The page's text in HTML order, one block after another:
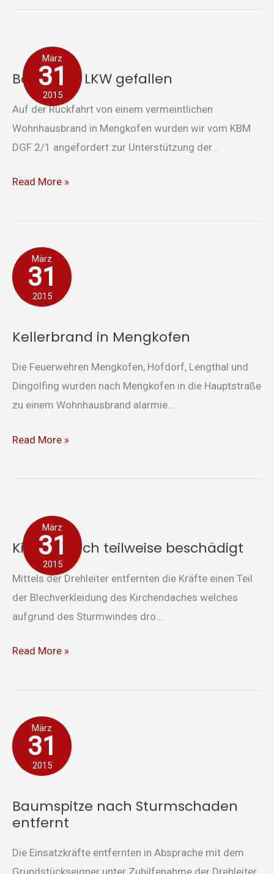
März
31
2015
Baum auf LKW gefallen
Auf der Rückfahrt von einem vermeintlichen
Wohnhausbrand in Mengkofen wurden wir vom KBM
DGF 2/1 angefordert zur Unterstützung der...
auf
LKW
gefallen
Read More »
März
31
2015
Kellerbrand in Mengkofen
Die Feuerwehren Mengkofen, Hofdorf, Lengthal und
Dingolfing wurden nach Mengkofen in die Hauptstraße
zu einem Wohnhausbrand alarmie...
Kellerbrand
in
Mengkofen
Read More »
März
31
2015
Kirchendach teilweise beschädigt
Mittels der Drehleiter entfernten die Kräfte einen Teil
der Blechverkleidung des Kirchendaches welches
aufgrund des Sturmwindes dro...
Kirchendach
teilweise
beschädigt
Read More »
März
31
2015
Baumspitze nach Sturmschaden
entfernt
Die Einsatzkräfte entfernten in Absprache mit dem
Baumspitze
nach
Sturmschaden